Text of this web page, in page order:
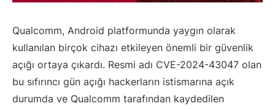
Qualcomm, Android platformunda yaygın olarak
kullanılan birçok cihazı etkileyen önemli bir güvenlik
açığı ortaya çıkardı. Resmi adı CVE-2024-43047 olan
bu sıfırıncı gün açığı hackerların istismarına açık
durumda ve Qualcomm tarafından kaydedilen